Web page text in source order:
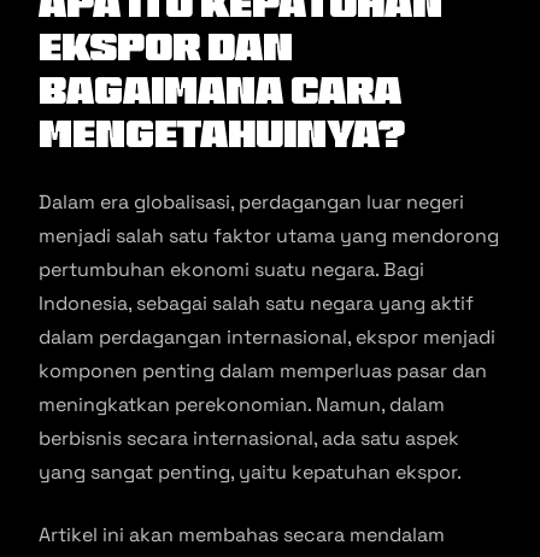
Ekspor dan
Bagaimana Cara
Mengetahuinya?
Dalam era globalisasi, perdagangan luar negeri
menjadi salah satu faktor utama yang mendorong
pertumbuhan ekonomi suatu negara. Bagi
Indonesia, sebagai salah satu negara yang aktif
dalam perdagangan internasional, ekspor menjadi
komponen penting dalam memperluas pasar dan
meningkatkan perekonomian. Namun, dalam
berbisnis secara internasional, ada satu aspek
yang sangat penting, yaitu kepatuhan ekspor.
Artikel ini akan membahas secara mendalam